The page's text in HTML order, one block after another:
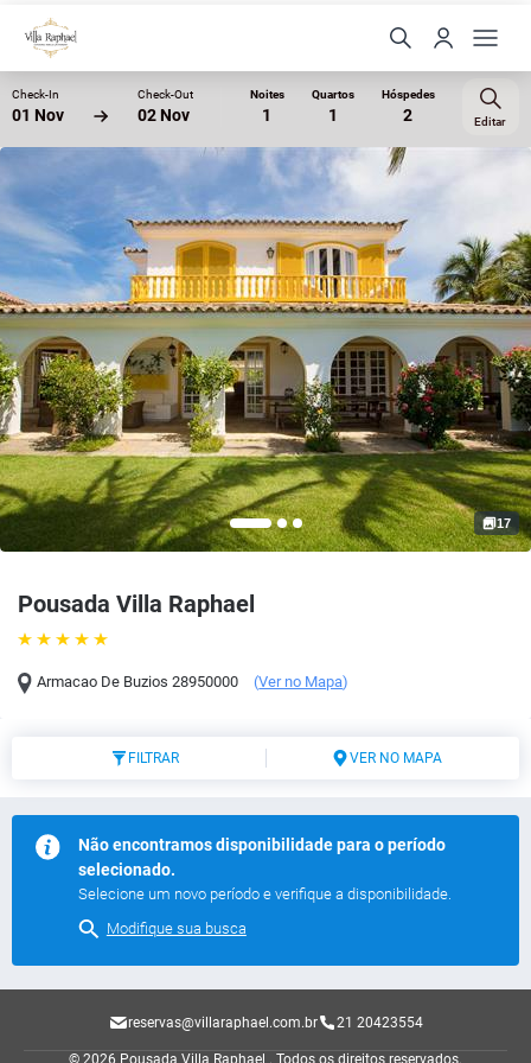
Check-In
01 Nov
Check-Out
02 Nov
Noites
1
Quartos
1
Hóspedes
2 Editar
Pousada Villa Raphael
Armacao De Buzios 28950000 (Ver no Mapa)
17
FILTRAR VER NO MAPA
Não encontramos disponibilidade para o período
selecionado.
Selecione um novo período e verifique a disponibilidade.
Modifique sua busca
reservas@villaraphael.com.br 21 20423554
© 2026 Pousada Villa Raphael . Todos os direitos reservados.